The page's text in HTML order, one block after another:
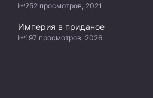
252 просмотров, 2021
Империя в приданое
197 просмотров, 2026